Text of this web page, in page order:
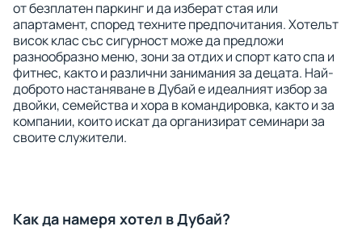
от безплатен паркинг и да изберат стая или
апартамент, според техните предпочитания. Хотелът
висок клас със сигурност може да предложи
разнообразно меню, зони за отдих и спорт като спа и
фитнес, както и различни занимания за децата. Най-
доброто настаняване в Дубай е идеалният избор за
двойки, семейства и хора в командировка, както и за
компании, които искат да организират семинари за
своите служители.
Как да намеря хотел в Дубай?